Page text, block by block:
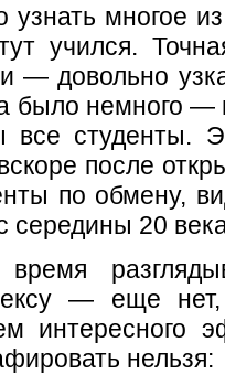
многое
учился.
— довольно
было немного
все студенты.
после
по обмену,
середины 20
время
— еще нет,
интересного
нельзя: